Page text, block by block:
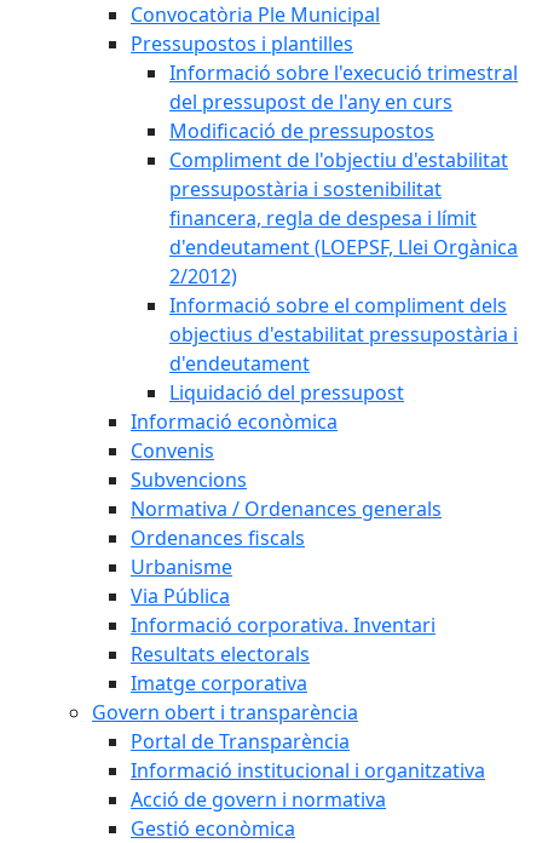
Convocatòria Ple Municipal
Pressupostos i plantilles
Informació sobre l'execució trimestral
del pressupost de l'any en curs
Modificació de pressupostos
Compliment de l'objectiu d'estabilitat
pressupostària i sostenibilitat
financera, regla de despesa i límit
d'endeutament (LOEPSF, Llei Orgànica
2/2012)
Informació sobre el compliment dels
objectius d'estabilitat pressupostària i
d'endeutament
Liquidació del pressupost
Informació econòmica
Convenis
Subvencions
Normativa / Ordenances generals
Ordenances fiscals
Urbanisme
Via Pública
Informació corporativa. Inventari
Resultats electorals
Imatge corporativa
Govern obert i transparència
Portal de Transparència
Informació institucional i organitzativa
Acció de govern i normativa
Gestió econòmica